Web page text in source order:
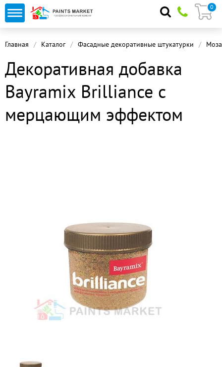
0
Главная Каталог Фасадные декоративные штукатурки
Декоративная добавка
Bayramix Brilliance с
мерцающим эффектом